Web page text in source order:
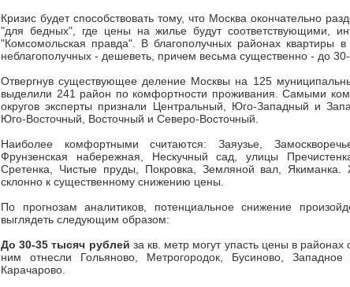
Кризис будет способствовать тому, что Москва окончательно
"для бедных", где цены на жилье будут соответствующими,
"Комсомольская правда". В благополучных районах квартиры
неблагополучных - дешеветь, причем весьма существенно - до 30-
Отвергнув существующее деление Москвы на 125
выделили 241 район по комфортности проживания. Самыми
округов эксперты признали Центральный, Юго-Западный и
Юго-Восточный, Восточный и Северо-Восточный.
Наиболее комфортными считаются: Заяузье,
Фрунзенская набережная, Нескучный сад, улицы
Сретенка, Чистые пруды, Покровка, Земляной вал,
склонно к существенному снижению цены.
По прогнозам аналитиков, потенциальное снижение
выглядеть следующим образом:
До 30-35 тысяч рублей за кв. метр могут упасть цены в
ним отнесли Гольяново, Метрогородок, Бусиново,
Карачарово.